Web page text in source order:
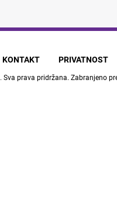
KONTAKT PRIVATNOST
. Sva prava pridržana. Zabranjeno